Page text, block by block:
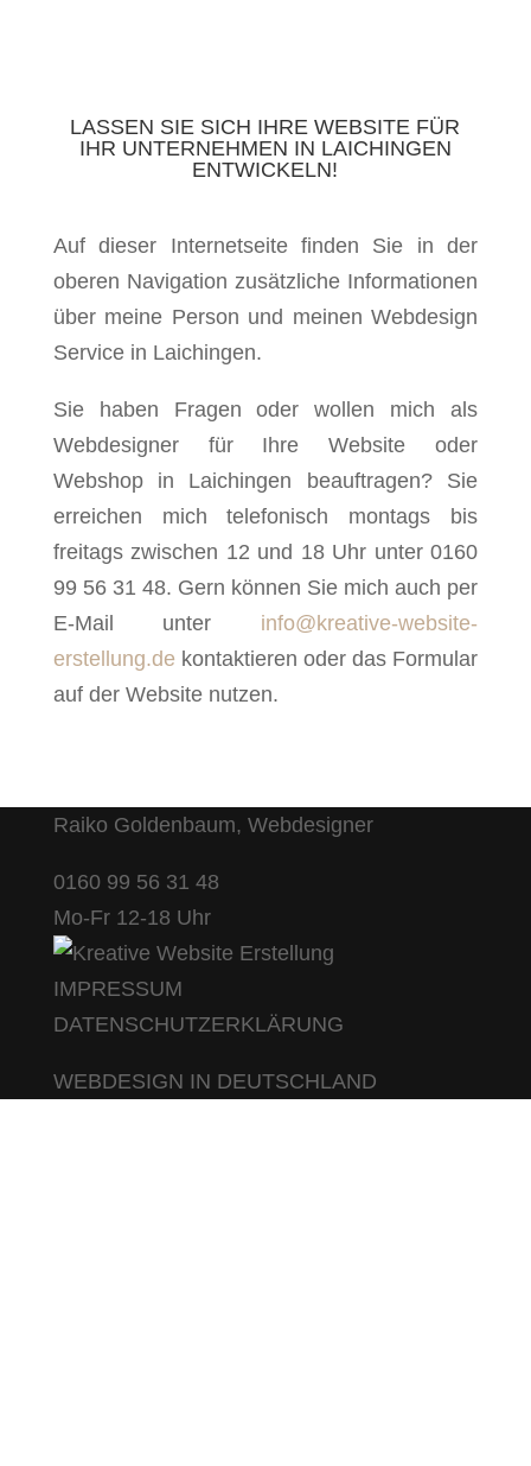
LASSEN SIE SICH IHRE WEBSITE FÜR
IHR UNTERNEHMEN IN LAICHINGEN
ENTWICKELN!
Auf dieser Internetseite finden Sie in der
oberen Navigation zusätzliche Informationen
über meine Person und meinen Webdesign
Service in Laichingen.
Sie haben Fragen oder wollen mich als
Webdesigner für Ihre Website oder
Webshop in Laichingen beauftragen? Sie
erreichen mich telefonisch montags bis
freitags zwischen 12 und 18 Uhr unter 0160
99 56 31 48. Gern können Sie mich auch per
E-Mail unter info@kreative-website-
erstellung.de kontaktieren oder das Formular
auf der Website nutzen.
Raiko Goldenbaum, Webdesigner
0160 99 56 31 48
Mo-Fr 12-18 Uhr
IMPRESSUM
DATENSCHUTZERKLÄRUNG
WEBDESIGN IN DEUTSCHLAND